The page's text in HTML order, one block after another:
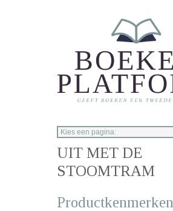
UIT MET DE
STOOMTRAM
Productkenmerken